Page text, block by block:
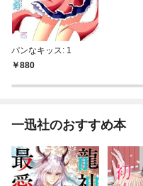
パンなキッス: 1
880
一迅社のおすすめ本